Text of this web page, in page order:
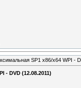
SP1 x86/x64 WPI -
- DVD (12.08.2011)